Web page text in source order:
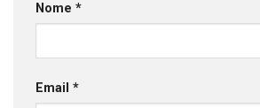
Nome *
Email *